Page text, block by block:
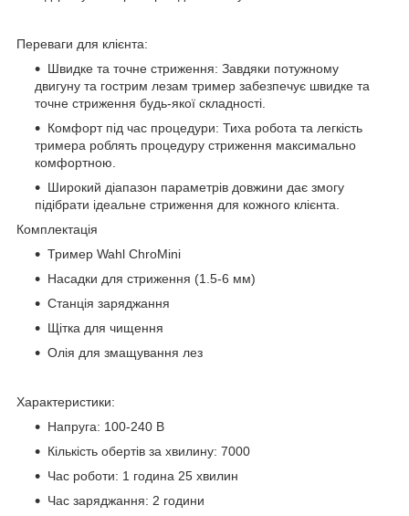
Переваги для клієнта:
Швидке та точне стриження: Завдяки потужному
двигуну та гострим лезам тример забезпечує швидке та
точне стриження будь-якої складності.
Комфорт під час процедури: Тиха робота та легкість
тримера роблять процедуру стриження максимально
комфортною.
Широкий діапазон параметрів довжини дає змогу
підібрати ідеальне стриження для кожного клієнта.
Комплектація
Тример Wahl ChroMini
Насадки для стриження (1.5-6 мм)
Станція заряджання
Щітка для чищення
Олія для змащування лез
Характеристики:
Напруга: 100-240 В
Кількість обертів за хвилину: 7000
Час роботи: 1 година 25 хвилин
Час заряджання: 2 години